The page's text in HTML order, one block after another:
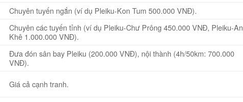
Chuyên tuyến ngắn (ví dụ Pleiku-Kon Tum 500.000 VNĐ).
Chuyên các tuyến tỉnh (ví dụ Pleiku-Chư Prông 450.000 VNĐ, Pleiku-An
Khê 1.000.000 VNĐ).
Đưa đón sân bay Pleiku (200.000 VNĐ), nội thành (4h/50km: 700.000
VNĐ).
Giá cả cạnh tranh.